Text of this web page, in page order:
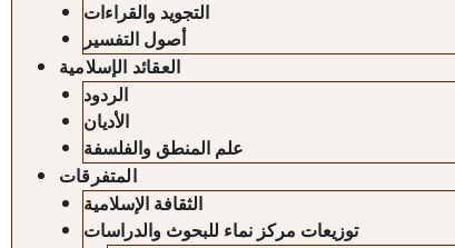
التجويد والقراءات
أصول التفسير
العقائد الإسلامية
الردود
الأديان
علم المنطق والفلسفة
المتفرقات
الثقافة الإسلامية
توزيعات مركز نماء للبحوث والدراسات